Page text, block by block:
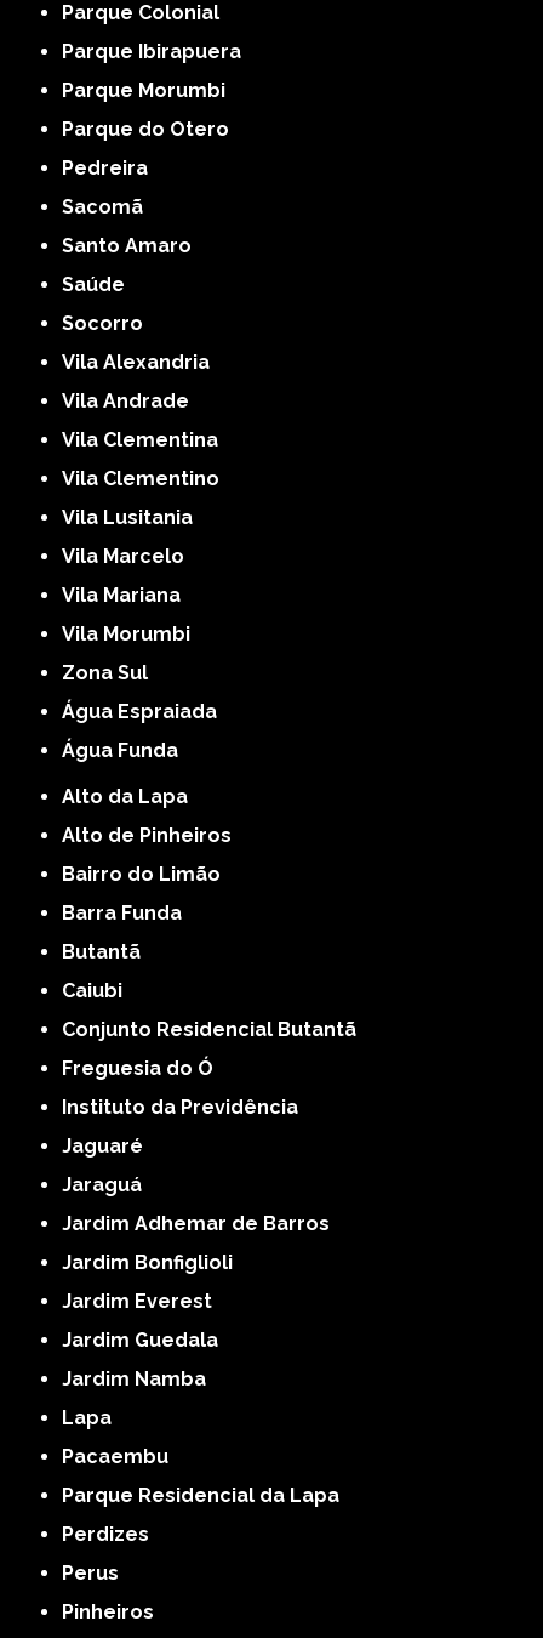
Parque Colonial
Parque Ibirapuera
Parque Morumbi
Parque do Otero
Pedreira
Sacomã
Santo Amaro
Saúde
Socorro
Vila Alexandria
Vila Andrade
Vila Clementina
Vila Clementino
Vila Lusitania
Vila Marcelo
Vila Mariana
Vila Morumbi
Zona Sul
Água Espraiada
Água Funda
Alto da Lapa
Alto de Pinheiros
Bairro do Limão
Barra Funda
Butantã
Caiubi
Conjunto Residencial Butantã
Freguesia do Ó
Instituto da Previdência
Jaguaré
Jaraguá
Jardim Adhemar de Barros
Jardim Bonfiglioli
Jardim Everest
Jardim Guedala
Jardim Namba
Lapa
Pacaembu
Parque Residencial da Lapa
Perdizes
Perus
Pinheiros